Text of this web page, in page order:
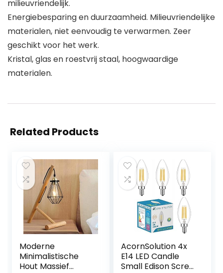
milieuvriendelijk.
Energiebesparing en duurzaamheid. Milieuvriendelijke
materialen, niet eenvoudig te verwarmen. Zeer
geschikt voor het werk.
Kristal, glas en roestvrij staal, hoogwaardige
materialen.
Related Products
Moderne
Minimalistische
Hout Massief
AcornSolution 4x
E14 LED Candle
Small Edison Screw